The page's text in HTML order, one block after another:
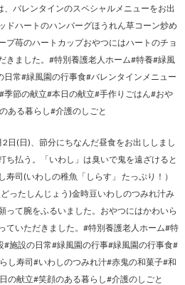
バレンタインのスペシャルメニューをお出
ドハートのハンバーグほうれん草コーン炒め
プ苺のハートカップおやつにはハートのチョ
きました。#特別養護老人ホーム#特養#緑風
常#緑風園の行事食#バレンタインメニュー
節の献立#本日の献立#手作りごはん#おや
ある暮らし#介護のしごと
日(日)、節分にちなんだ昼食をお出ししまし
ち払う。「いわし」は臭いで鬼を遠ざけると
寿司(いわしの稚魚「しらす」 たっぷり！）
ったしんじょう)金時豆いわしのつみれ汁み
って腕をふるいました。おやつにはかわいら
ていただきました。#特別養護老人ホーム#特
施設の日常#緑風園の行事#緑風園の行事食#
し寿司#いわしのつみれ汁#赤鬼の和菓子#和
の献立#笑顔のある暮らし#介護のしごと